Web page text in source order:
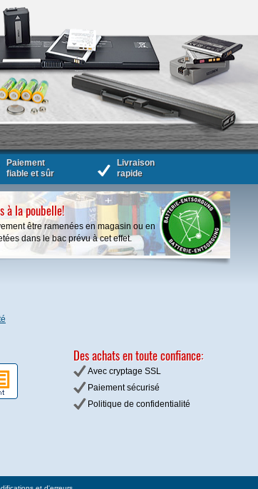
Paiement
fiable et sûr
Livraison
rapide
à la poubelle!
être ramenées en magasin ou en
dans le bac prévu à cet effet.
Des achats en toute confiance:
Avec cryptage SSL
Paiement sécurisé
Politique de confidentialité